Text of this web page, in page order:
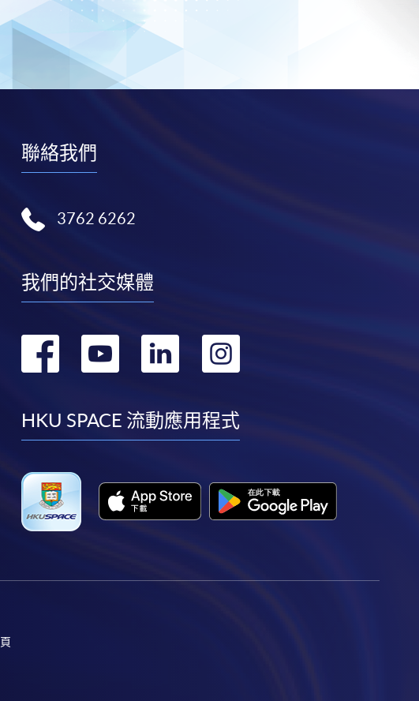
聯絡我們
3762 6262
我們的社交媒體
轉
facebook
轉
youtube
轉
linkedin
轉
instagram
HKU SPACE 流動應用程式